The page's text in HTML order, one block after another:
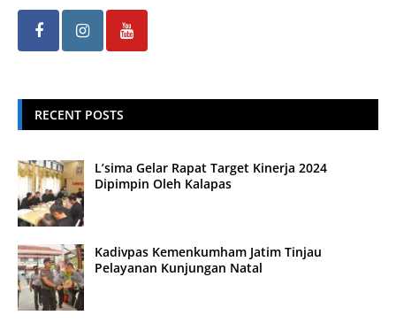
RECENT POSTS
L’sima Gelar Rapat Target Kinerja 2024
Dipimpin Oleh Kalapas
Kadivpas Kemenkumham Jatim Tinjau
Pelayanan Kunjungan Natal